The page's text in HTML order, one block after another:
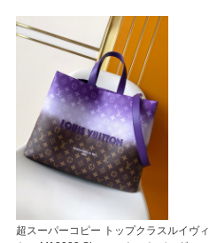
超スーパーコピー トップクラスルイヴィ